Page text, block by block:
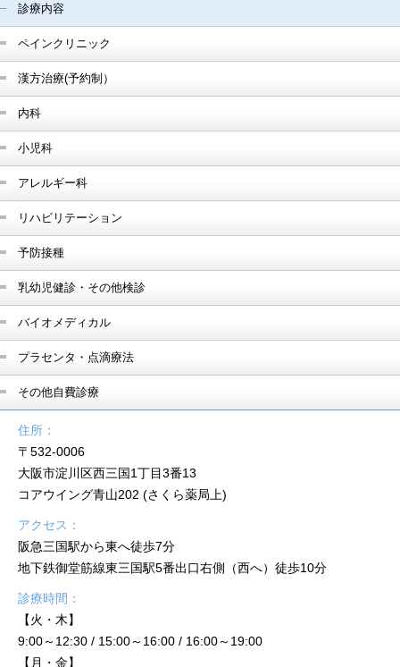
診療内容
ペインクリニック
漢方治療(予約制）
内科
小児科
アレルギー科
リハビリテーション
予防接種
乳幼児健診・その他検診
バイオメディカル
プラセンタ・点滴療法
その他自費診療
住所：
〒532-0006
大阪市淀川区西三国1丁目3番13
コアウイング青山202 (さくら薬局上)
アクセス：
阪急三国駅から東へ徒歩7分
地下鉄御堂筋線東三国駅5番出口右側（西へ）徒歩10分
診療時間：
【火・木】
9:00～12:30 / 15:00～16:00 / 16:00～19:00
【月・金】